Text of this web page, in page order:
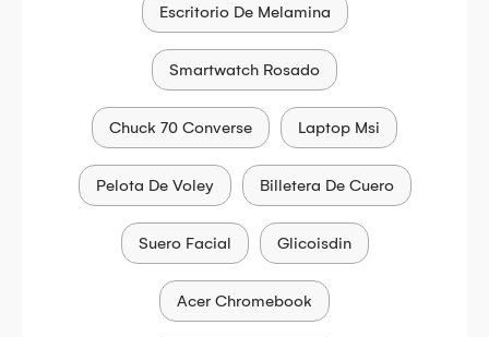
Escritorio De Melamina
Smartwatch Rosado
Chuck 70 Converse Laptop Msi
Pelota De Voley Billetera De Cuero
Suero Facial Glicoisdin
Acer Chromebook